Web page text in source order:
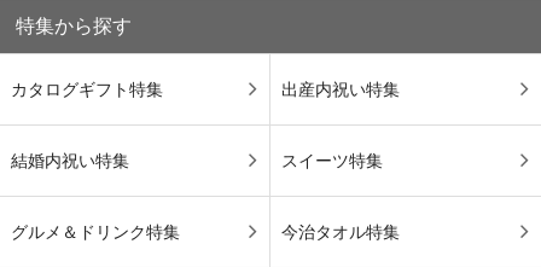
特集から探す
カタログギフト特集 出産内祝い特集
結婚内祝い特集 スイーツ特集
グルメ＆ドリンク特集 今治タオル特集